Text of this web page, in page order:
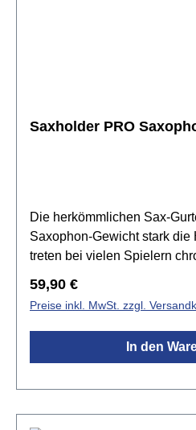
Saxholder PRO
Die herkömmlichen Sax-
Saxophon-Gewicht stark die
treten bei vielen Spielern
ist ein neuartiges,
System: das gesamte Sax-
beide gepolsterten Schulter-
gleichzeitig mit der Bauch-
und
Regulärer Preis:
59,90 €
Preise inkl. MwSt. zzgl.
In den